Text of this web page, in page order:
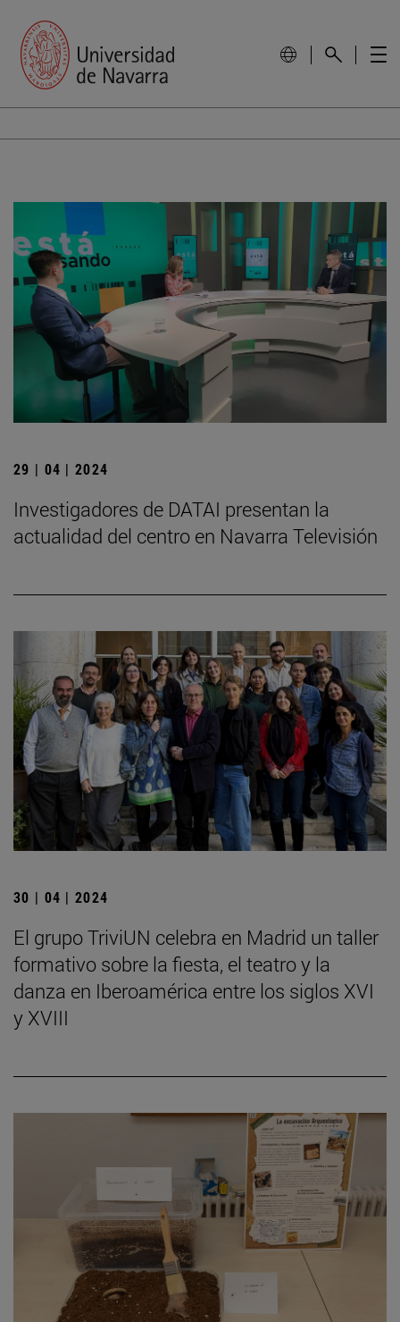
29 | 04 | 2024
Investigadores de DATAI presentan la
actualidad del centro en Navarra Televisión
30 | 04 | 2024
El grupo TriviUN celebra en Madrid un taller
formativo sobre la fiesta, el teatro y la
danza en Iberoamérica entre los siglos XVI
y XVIII